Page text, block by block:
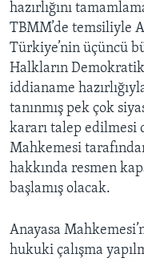
hazırlığını
TBMM’de temsiliyle
Türkiye’nin üçüncü
Halkların
iddianame
tanınmış pek çok
kararı talep edilmesi
Mahkemesi
hakkında resmen
başlamış olacak.
Anayasa
hukuki çalışma